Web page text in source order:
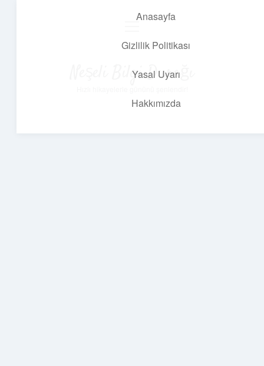
Anasayfa
Gizlilik Politikası
Yasal Uyarı
Hakkımızda
Neşeli Bilgi Durağı